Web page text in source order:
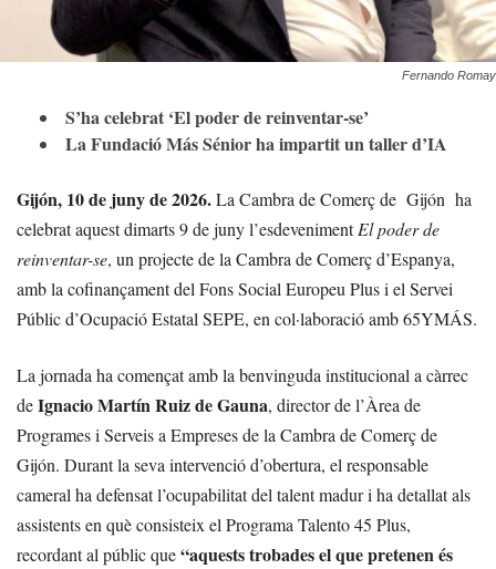
Fernando Romay
S’ha celebrat ‘El poder de reinventar-se’
La Fundació Más Sénior ha impartit un taller d’IA
Gijón, 10 de juny de 2026.La Cambra de Comerç de Gijón ha
celebrat aquest dimarts 9 de juny l’esdevenimentEl poder de
reinventar-se, un projecte de la Cambra de Comerç d’Espanya,
amb la cofinançament del Fons Social Europeu Plus i el Servei
Públic d’Ocupació Estatal SEPE, en col·laboració amb 65YMÁS.
La jornada ha començat amb la benvinguda institucional a càrrec
deIgnacio Martín Ruiz de Gauna, director de l’Àrea de
Programes i Serveis a Empreses de la Cambra de Comerç de
Gijón. Durant la seva intervenció d’obertura, el responsable
cameral ha defensat l’ocupabilitat del talent madur i ha detallat als
assistents en què consisteix el Programa Talento 45 Plus,
recordant al públic que“aquests trobades el que pretenen és